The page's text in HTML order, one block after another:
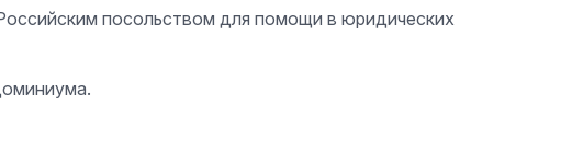
посольством для помощи в юридических